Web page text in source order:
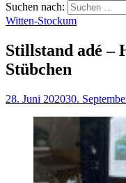
Suchen nach:
Witten-Stockum
Stillstand adé –
Stübchen
28. Juni 202030.